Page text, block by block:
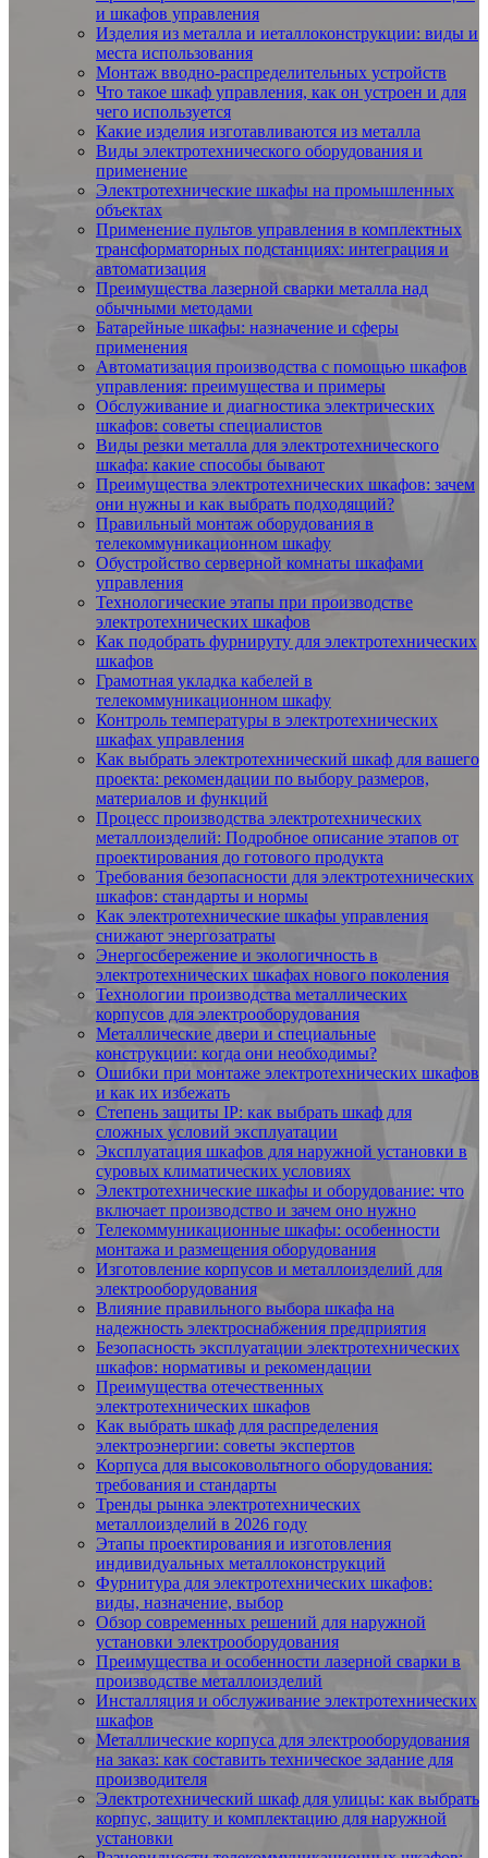
и шкафов управления
Изделия из металла и иеталлоконструкции: виды и
места использования
Монтаж вводно-распределительных устройств
Что такое шкаф управления, как он устроен и для
чего используется
Какие изделия изготавливаются из металла
Виды электротехнического оборудования и
применение
Электротехнические шкафы на промышленных
объектах
Применение пультов управления в комплектных
трансформаторных подстанциях: интеграция и
автоматизация
Преимущества лазерной сварки металла над
обычными методами
Батарейные шкафы: назначение и сферы
применения
Автоматизация производства с помощью шкафов
управления: преимущества и примеры
Обслуживание и диагностика электрических
шкафов: советы специалистов
Виды резки металла для электротехнического
шкафа: какие способы бывают
Преимущества электротехнических шкафов: зачем
они нужны и как выбрать подходящий?
Правильный монтаж оборудования в
телекоммуникационном шкафу
Обустройство серверной комнаты шкафами
управления
Технологические этапы при производстве
электротехнических шкафов
Как подобрать фурнируту для электротехнических
шкафов
Грамотная укладка кабелей в
телекоммуникационном шкафу
Контроль температуры в электротехнических
шкафах управления
Как выбрать электротехнический шкаф для вашего
проекта: рекомендации по выбору размеров,
материалов и функций
Процесс производства электротехнических
металлоизделий: Подробное описание этапов от
проектирования до готового продукта
Требования безопасности для электротехнических
шкафов: стандарты и нормы
Как электротехнические шкафы управления
снижают энергозатраты
Энергосбережение и экологичность в
электротехнических шкафах нового поколения
Технологии производства металлических
корпусов для электрооборудования
Металлические двери и специальные
конструкции: когда они необходимы?
Ошибки при монтаже электротехнических шкафов
и как их избежать
Степень защиты IP: как выбрать шкаф для
сложных условий эксплуатации
Эксплуатация шкафов для наружной установки в
суровых климатических условиях
Электротехнические шкафы и оборудование: что
включает производство и зачем оно нужно
Телекоммуникационные шкафы: особенности
монтажа и размещения оборудования
Изготовление корпусов и металлоизделий для
электрооборудования
Влияние правильного выбора шкафа на
надежность электроснабжения предприятия
Безопасность эксплуатации электротехнических
шкафов: нормативы и рекомендации
Преимущества отечественных
электротехнических шкафов
Как выбрать шкаф для распределения
электроэнергии: советы экспертов
Корпуса для высоковольтного оборудования:
требования и стандарты
Тренды рынка электротехнических
металлоизделий в 2026 году
Этапы проектирования и изготовления
индивидуальных металлоконструкций
Фурнитура для электротехнических шкафов:
виды, назначение, выбор
Обзор современных решений для наружной
установки электрооборудования
Преимущества и особенности лазерной сварки в
производстве металлоизделий
Инсталляция и обслуживание электротехнических
шкафов
Металлические корпуса для электрооборудования
на заказ: как составить техническое задание для
производителя
Электротехнический шкаф для улицы: как выбрать
корпус, защиту и комплектацию для наружной
установки